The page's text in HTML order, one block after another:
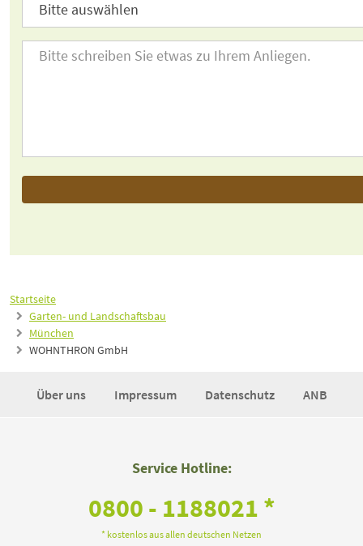
Startseite
Garten- und Landschaftsbau
München
WOHNTHRON GmbH
Über uns Impressum Datenschutz ANB
Service Hotline:
0800 - 1188021 *
* kostenlos aus allen deutschen Netzen